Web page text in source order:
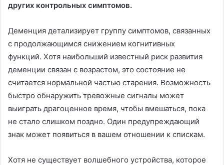
других контрольных симптомов.
Деменция детализирует группу симптомов, связанных
с продолжающимся снижением когнитивных
функций. Хотя наибольший известный риск развития
деменции связан с возрастом, это состояние не
считается нормальной частью старения. Возможность
быстро обнаружить тревожные сигналы может
выиграть драгоценное время, чтобы вмешаться, пока
не стало слишком поздно. Один предупреждающий
знак может появиться в вашем отношении к спискам.
Хотя не существует волшебного устройства, которое